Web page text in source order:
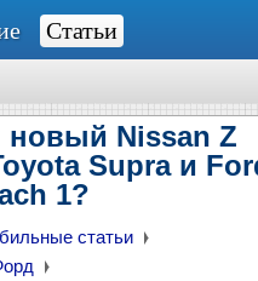
Статьи
Nissan Z
Supra и
1?
статьи